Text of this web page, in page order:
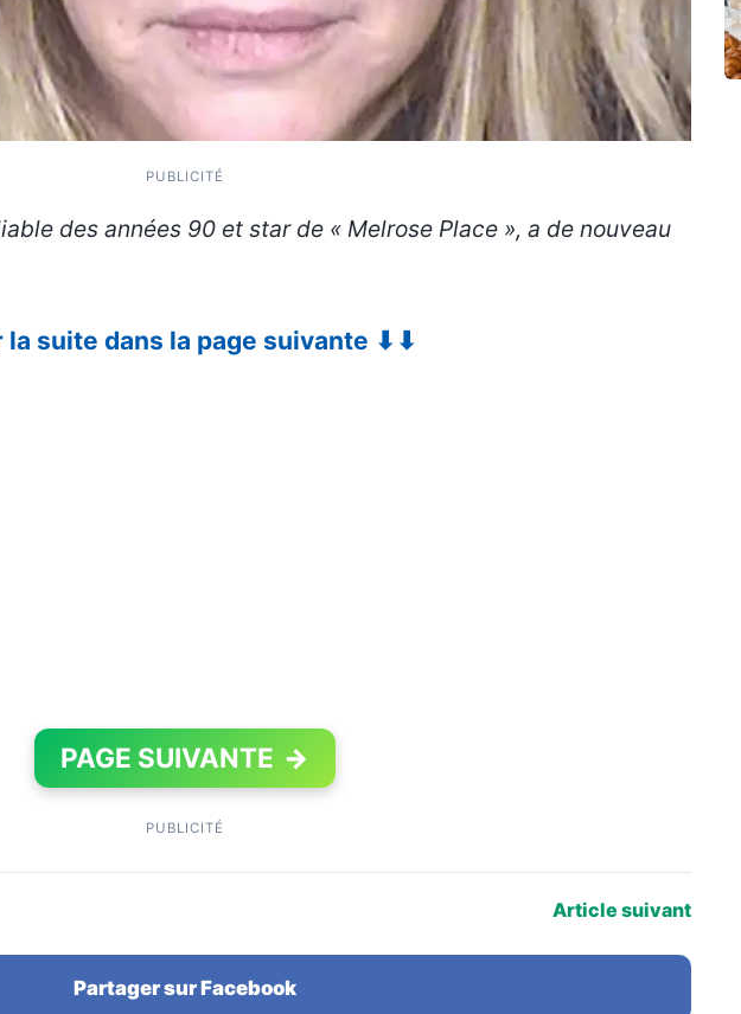
PUBLICITÉ
des années 90 et star de « Melrose Place », a de nouveau
la suite dans la page suivante ⬇⬇
PAGE SUIVANTE →
PUBLICITÉ
Article suivant
Partager sur Facebook